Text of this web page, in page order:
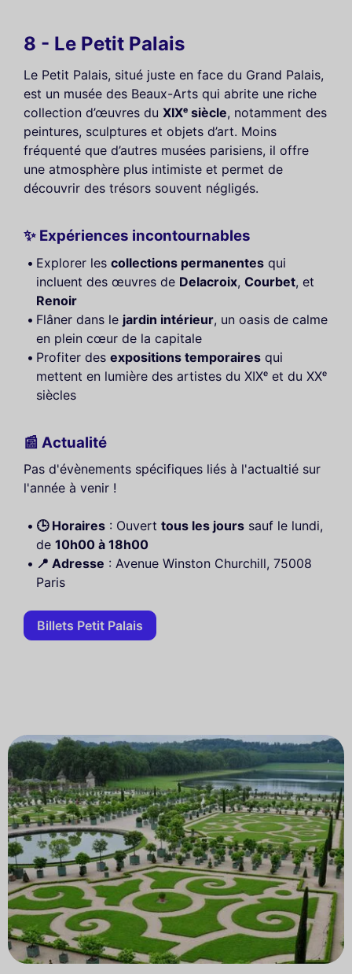
8 - Le Petit Palais
Le Petit Palais, situé juste en face du Grand Palais,
est un musée des Beaux-Arts qui abrite une riche
collection d’œuvres du XIXᵉ siècle, notamment des
peintures, sculptures et objets d’art. Moins
fréquenté que d’autres musées parisiens, il offre
une atmosphère plus intimiste et permet de
découvrir des trésors souvent négligés.
✨ Expériences incontournables
Explorer les collections permanentes qui
incluent des œuvres de Delacroix, Courbet, et
Renoir
Flâner dans le jardin intérieur, un oasis de calme
en plein cœur de la capitale
Profiter des expositions temporaires qui
mettent en lumière des artistes du XIXᵉ et du XXᵉ
siècles
📰 Actualité
Pas d'évènements spécifiques liés à l'actualtié sur
l'année à venir !
🕒 Horaires : Ouvert tous les jours sauf le lundi,
de 10h00 à 18h00
📍 Adresse : Avenue Winston Churchill, 75008
Paris
Billets Petit Palais